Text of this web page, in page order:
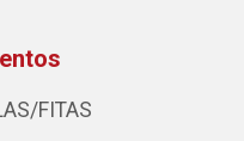
FITAS